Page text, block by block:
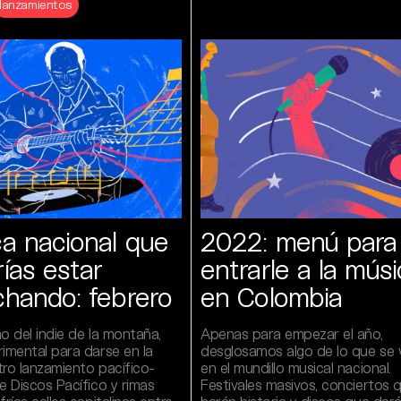
lanzamientos
nacional que
estar
febrero
del indie de la montaña,
para darse en la
lanzamiento pacífico-
Discos Pacífico y rimas
2022: menú para
entrarle a la
en Colombia
Apenas para empezar el año,
desglosamos algo de lo que se
en el mundillo musical nacional.
Festivales masivos, conciertos